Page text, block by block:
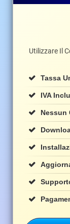
Utilizzare Il
Tassa
IVA
Nessun